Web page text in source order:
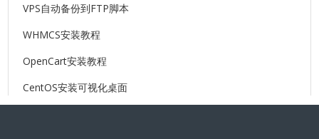
VPS自动备份到FTP脚本
WHMCS安装教程
OpenCart安装教程
CentOS安装可视化桌面